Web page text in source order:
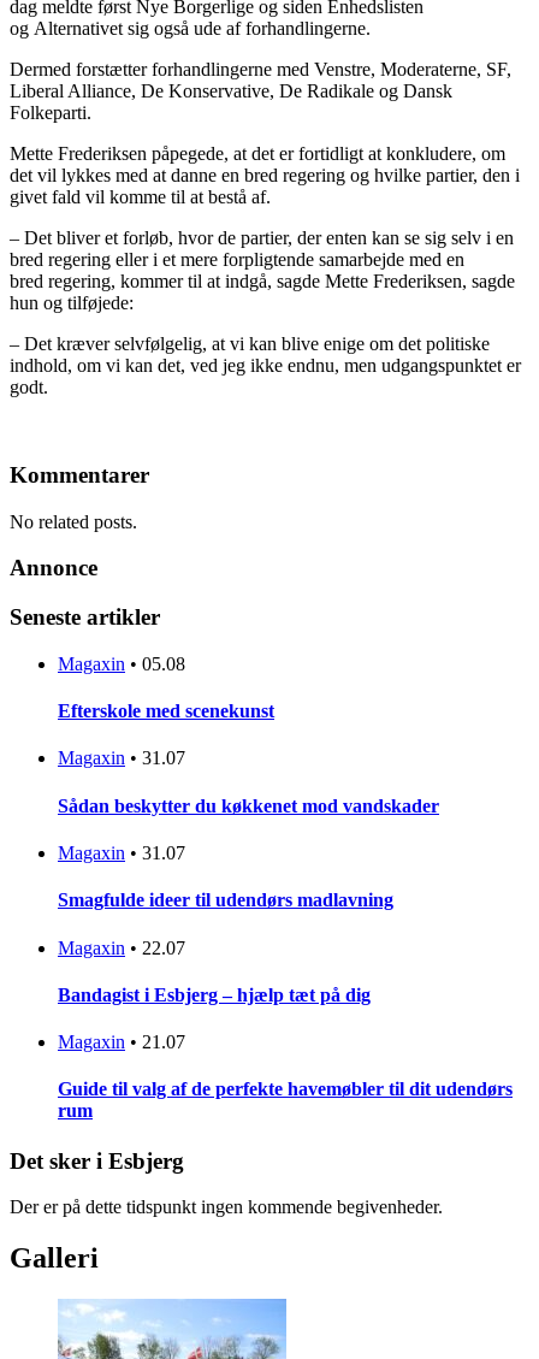
dag meldte først Nye Borgerlige og siden Enhedslisten
og Alternativet sig også ude af forhandlingerne.
Dermed forstætter forhandlingerne med Venstre, Moderaterne, SF,
Liberal Alliance, De Konservative, De Radikale og Dansk
Folkeparti.
Mette Frederiksen påpegede, at det er fortidligt at konkludere, om
det vil lykkes med at danne en bred regering og hvilke partier, den i
givet fald vil komme til at bestå af.
– Det bliver et forløb, hvor de partier, der enten kan se sig selv i en
bred regering eller i et mere forpligtende samarbejde med en
bred regering, kommer til at indgå, sagde Mette Frederiksen, sagde
hun og tilføjede:
– Det kræver selvfølgelig, at vi kan blive enige om det politiske
indhold, om vi kan det, ved jeg ikke endnu, men udgangspunktet er
godt.
Kommentarer
No related posts.
Annonce
Seneste artikler
Magaxin • 05.08
Efterskole med scenekunst
Magaxin • 31.07
Sådan beskytter du køkkenet mod vandskader
Magaxin • 31.07
Smagfulde ideer til udendørs madlavning
Magaxin • 22.07
Bandagist i Esbjerg – hjælp tæt på dig
Magaxin • 21.07
Guide til valg af de perfekte havemøbler til dit udendørs
rum
Det sker i Esbjerg
Der er på dette tidspunkt ingen kommende begivenheder.
Galleri